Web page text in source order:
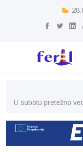
U subotu pretežno